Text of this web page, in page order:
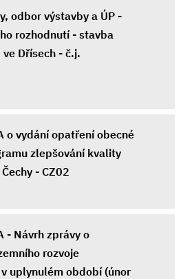
odbor výstavby a ÚP -
rozhodnutí - stavba
Dřísech - č.j.
o vydání opatření obecné
zlepšování kvality
- CZ02
- Návrh zprávy o
rozvoje
uplynulém období (únor